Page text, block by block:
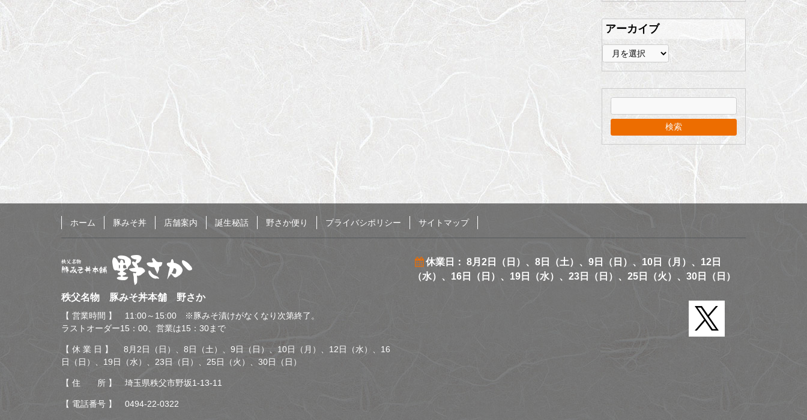
アーカイブ
ア
ー
カ
イ
ブ
ホーム 豚みそ丼 店舗案内 誕生秘話 野さか便り プライバシポリシー サイトマップ
秩父名物 豚みそ丼本舗
野さか
秩父名物 豚みそ丼本舗 野さか
【 営業時間 】 11:00～15:00 ※豚みそ漬けがなくなり次第終了。
ラストオーダー15：00、営業は15：30まで
【 休 業 日 】 8月2日（日）、8日（土）、9日（日）、10日（月）、12日（水）、16
日（日）、19日（水）、23日（日）、25日（火）、30日（日）
【 住 所 】 埼玉県秩父市野坂1-13-11
【 電話番号 】 0494-22-0322
休業日： 8月2日（日）、8日（土）、9日（日）、10日（月）、12日
（水）、16日（日）、19日（水）、23日（日）、25日（火）、30日（日）